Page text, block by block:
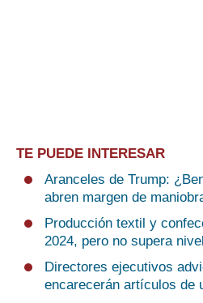
TE PUEDE INTERESAR
Aranceles de Trump:
abren margen de
Producción textil y
2024, pero no supera
Directores ejecutivos
encarecerán artículos de